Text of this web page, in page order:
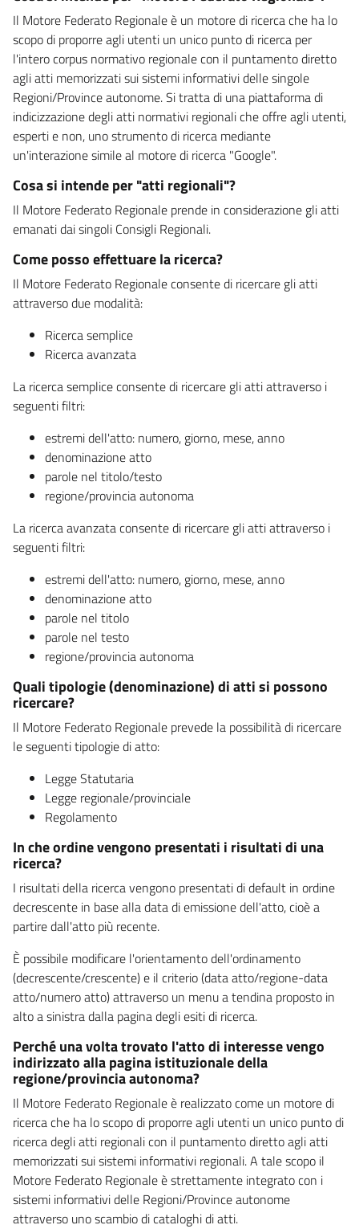
Il Motore Federato Regionale è un motore di ricerca che ha lo
scopo di proporre agli utenti un unico punto di ricerca per
l'intero corpus normativo regionale con il puntamento diretto
agli atti memorizzati sui sistemi informativi delle singole
Regioni/Province autonome. Si tratta di una piattaforma di
indicizzazione degli atti normativi regionali che offre agli utenti,
esperti e non, uno strumento di ricerca mediante
un'interazione simile al motore di ricerca "Google".
Cosa si intende per "atti regionali"?
Il Motore Federato Regionale prende in considerazione gli atti
emanati dai singoli Consigli Regionali.
Come posso effettuare la ricerca?
Il Motore Federato Regionale consente di ricercare gli atti
attraverso due modalità:
Ricerca semplice
Ricerca avanzata
La ricerca semplice consente di ricercare gli atti attraverso i
seguenti filtri:
estremi dell'atto: numero, giorno, mese, anno
denominazione atto
parole nel titolo/testo
regione/provincia autonoma
La ricerca avanzata consente di ricercare gli atti attraverso i
seguenti filtri:
estremi dell'atto: numero, giorno, mese, anno
denominazione atto
parole nel titolo
parole nel testo
regione/provincia autonoma
Quali tipologie (denominazione) di atti si possono
ricercare?
Il Motore Federato Regionale prevede la possibilità di ricercare
le seguenti tipologie di atto:
Legge Statutaria
Legge regionale/provinciale
Regolamento
In che ordine vengono presentati i risultati di una
ricerca?
I risultati della ricerca vengono presentati di default in ordine
decrescente in base alla data di emissione dell'atto, cioè a
partire dall'atto più recente.
È possibile modificare l'orientamento dell'ordinamento
(decrescente/crescente) e il criterio (data atto/regione-data
atto/numero atto) attraverso un menu a tendina proposto in
alto a sinistra dalla pagina degli esiti di ricerca.
Perché una volta trovato l'atto di interesse vengo
indirizzato alla pagina istituzionale della
regione/provincia autonoma?
Il Motore Federato Regionale è realizzato come un motore di
ricerca che ha lo scopo di proporre agli utenti un unico punto di
ricerca degli atti regionali con il puntamento diretto agli atti
memorizzati sui sistemi informativi regionali. A tale scopo il
Motore Federato Regionale è strettamente integrato con i
sistemi informativi delle Regioni/Province autonome
attraverso uno scambio di cataloghi di atti.